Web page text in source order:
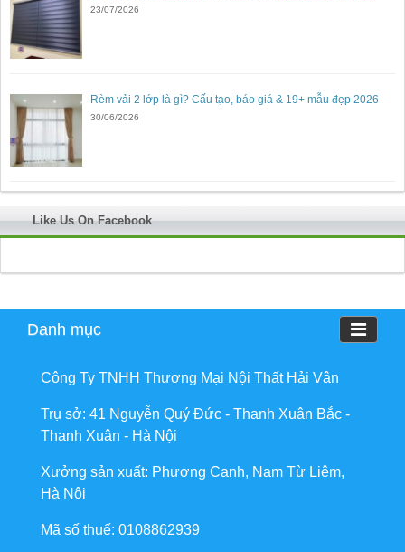
23/07/2026
Rèm vải 2 lớp là gì? Cấu tạo, báo giá & 19+ mẫu đẹp 2026
30/06/2026
Like Us On Facebook
Danh mục
Công Ty TNHH Thương Mại Nội Thất Hải Vân
Trụ sở: 41 Nguyễn Quý Đức - Thanh Xuân Bắc -
Thanh Xuân - Hà Nội
Xưởng sản xuất: Phương Canh, Nam Từ Liêm,
Hà Nội
Mã số thuế: 0108862939